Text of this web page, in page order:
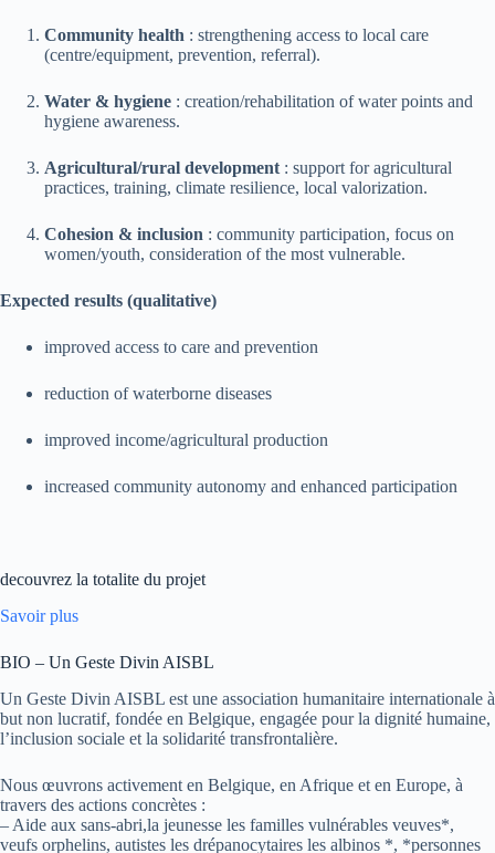
Community health : strengthening access to local care
(centre/equipment, prevention, referral).
Water & hygiene : creation/rehabilitation of water points and
hygiene awareness.
Agricultural/rural development : support for agricultural
practices, training, climate resilience, local valorization.
Cohesion & inclusion : community participation, focus on
women/youth, consideration of the most vulnerable.
Expected results (qualitative)
improved access to care and prevention
reduction of waterborne diseases
improved income/agricultural production
increased community autonomy and enhanced participation
decouvrez la totalite du projet
Savoir plus
BIO – Un Geste Divin AISBL
Un Geste Divin AISBL est une association humanitaire internationale à
but non lucratif, fondée en Belgique, engagée pour la dignité humaine,
l’inclusion sociale et la solidarité transfrontalière.
Nous œuvrons activement en Belgique, en Afrique et en Europe, à
travers des actions concrètes :
– Aide aux sans-abri,la jeunesse les familles vulnérables veuves*,
veufs orphelins, autistes les drépanocytaires les albinos *, *personnes